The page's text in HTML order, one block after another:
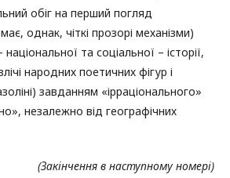
обіг на перший погляд
однак, чіткі прозорі механізми)
та соціальної – історії,
народних поетичних фігур і
завданням «ірраціонального»
незалежно від географічних
(Закінчення в наступному номері)